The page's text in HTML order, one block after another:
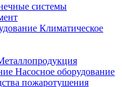
системы
Климатическое
Насосное оборудование